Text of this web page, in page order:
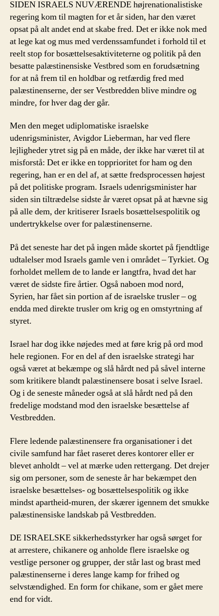
SIDEN ISRAELS NUVÆRENDE højrenationalistiske
regering kom til magten for et år siden, har den været
opsat på alt andet end at skabe fred. Det er ikke nok med
at lege kat og mus med verdenssamfundet i forhold til et
reelt stop for bosættelsesaktiviteterne og politik på den
besatte palæstinensiske Vestbred som en forudsætning
for at nå frem til en holdbar og retfærdig fred med
palæstinenserne, der ser Vestbredden blive mindre og
mindre, for hver dag der går.
Men den meget udiplomatiske israelske
udenrigsminister, Avigdor Lieberman, har ved flere
lejligheder ytret sig på en måde, der ikke har været til at
misforstå: Det er ikke en topprioritet for ham og den
regering, han er en del af, at sætte fredsprocessen højest
på det politiske program. Israels udenrigsminister har
siden sin tiltrædelse sidste år været opsat på at hævne sig
på alle dem, der kritiserer Israels bosættelsespolitik og
undertrykkelse over for palæstinenserne.
På det seneste har det på ingen måde skortet på fjendtlige
udtalelser mod Israels gamle ven i området – Tyrkiet. Og
forholdet mellem de to lande er langtfra, hvad det har
været de sidste fire årtier. Også naboen mod nord,
Syrien, har fået sin portion af de israelske trusler – og
endda med direkte trusler om krig og en omstyrtning af
styret.
Israel har dog ikke nøjedes med at føre krig på ord mod
hele regionen. For en del af den israelske strategi har
også været at bekæmpe og slå hårdt ned på såvel interne
som kritikere blandt palæstinensere bosat i selve Israel.
Og i de seneste måneder også at slå hårdt ned på den
fredelige modstand mod den israelske besættelse af
Vestbredden.
Flere ledende palæstinensere fra organisationer i det
civile samfund har fået raseret deres kontorer eller er
blevet anholdt – vel at mærke uden rettergang. Det drejer
sig om personer, som de seneste år har bekæmpet den
israelske besættelses- og bosættelsespolitik og ikke
mindst apartheid-muren, der skærer igennem det smukke
palæstinensiske landskab på Vestbredden.
DE ISRAELSKE sikkerhedsstyrker har også sørget for
at arrestere, chikanere og anholde flere israelske og
vestlige personer og grupper, der står last og brast med
palæstinenserne i deres lange kamp for frihed og
selvstændighed. En form for chikane, som er gået mere
end for vidt.